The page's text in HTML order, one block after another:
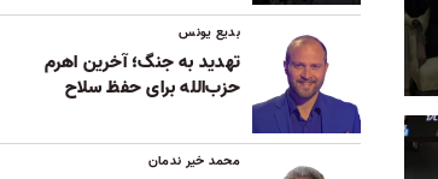
بدیع یونس
تهدید به جنگ؛ آخرین اهرم
حزب‌الله برای حفظ سلاح
محمد خیر ندمان